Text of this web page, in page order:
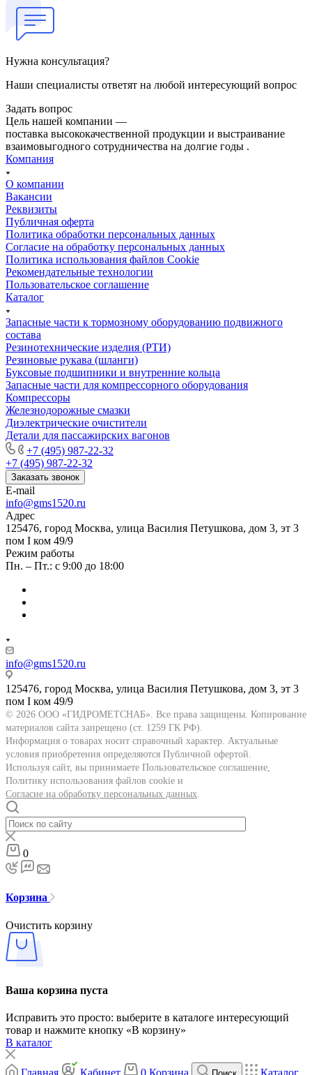
Нужна консультация?
Наши специалисты ответят на любой интересующий вопрос
Задать вопрос
Цель нашей компании —
поставка высококачественной продукции и выстраивание
взаимовыгодного сотрудничества на долгие годы .
Компания
О компании
Вакансии
Реквизиты
Публичная оферта
Политика обработки персональных данных
Cогласие на обработку персональных данных
Политика использования файлов Cookie
Рекомендательные технологии
Пользовательское соглашение
Каталог
Запасные части к тормозному оборудованию подвижного
состава
Резинотехнические изделия (РТИ)
Резиновые рукава (шланги)
Буксовые подшипники и внутренние кольца
Запасные части для компрессорного оборудования
Компрессоры
Железнодорожные смазки
Диэлектрические очистители
Детали для пассажирских вагонов
+7 (495) 987-22-32
+7 (495) 987-22-32
Заказать звонок
E-mail
info@gms1520.ru
Адрес
125476, город Москва, улица Василия Петушкова, дом 3, эт 3
пом I ком 49/9
Режим работы
Пн. – Пт.: с 9:00 до 18:00
info@gms1520.ru
125476, город Москва, улица Василия Петушкова, дом 3, эт 3
пом I ком 49/9
© 2026 ООО «ГИДРОМЕТСНАБ». Все права защищены. Копирование
материалов сайта запрещено (ст. 1259 ГК РФ).
Информация о товарах носит справочный характер. Актуальные
условия приобретения определяются Публичной офертой.
Используя сайт, вы принимаете Пользовательское соглашение,
Политику использования файлов cookie и
Согласие на обработку персональных данных.
0
Корзина
Очистить корзину
Ваша корзина пуста
Исправить это просто: выберите в каталоге интересующий
товар и нажмите кнопку «В корзину»
В каталог